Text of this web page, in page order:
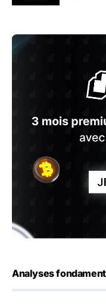
Analyses